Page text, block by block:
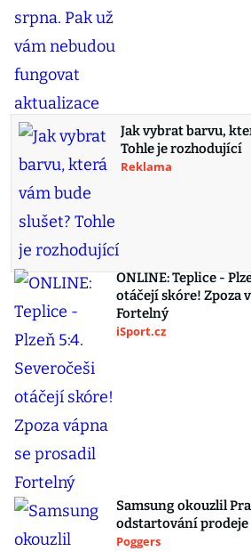
Jak vybrat barvu,
Tohle je rozhodující
Reklama
ONLINE: Teplice -
otáčejí skóre! Zpoza
Fortelný
iSport.cz
Samsung okouzlil
odstartování
Poggers